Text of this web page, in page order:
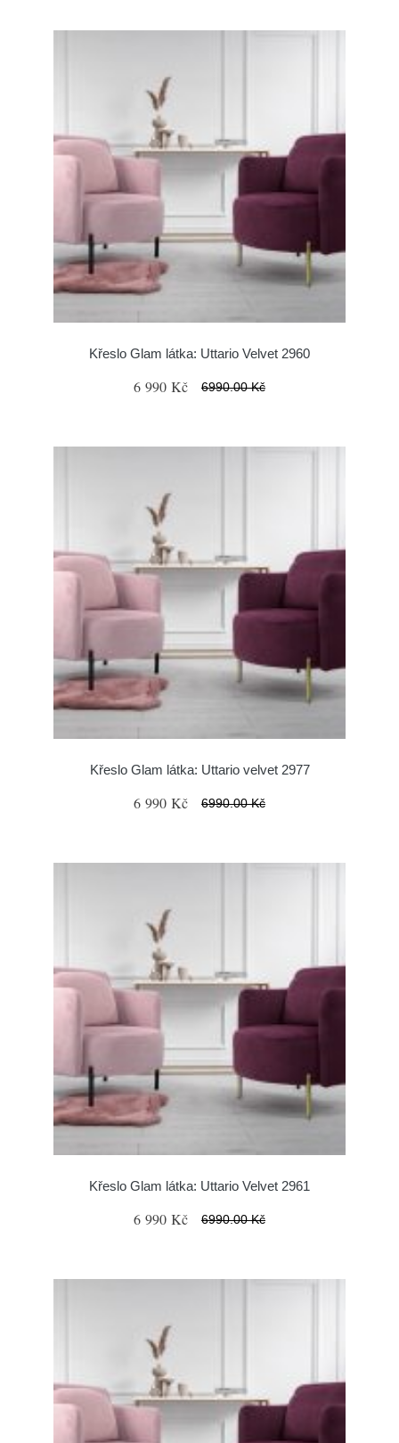
Křeslo Glam látka: Uttario Velvet 2960
6 990 Kč 6990.00 Kč
Křeslo Glam látka: Uttario velvet 2977
6 990 Kč 6990.00 Kč
Křeslo Glam látka: Uttario Velvet 2961
6 990 Kč 6990.00 Kč